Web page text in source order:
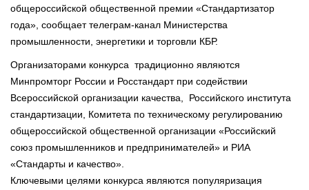
общероссийской общественной премии «Стандартизатор
года», сообщает телеграм-канал Министерства
промышленности, энергетики и торговли КБР.
Организаторами конкурса традиционно являются
Минпромторг России и Росстандарт при содействии
Всероссийской организации качества, Российского института
стандартизации, Комитета по техническому регулированию
общероссийской общественной организации «Российский
союз промышленников и предпринимателей» и РИА
«Стандарты и качество».
Ключевыми целями конкурса являются популяризация